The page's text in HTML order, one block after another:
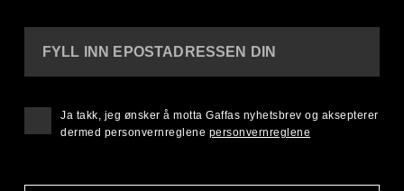
FYLL INN EPOSTADRESSEN DIN
Ja takk, jeg ønsker å motta Gaffas nyhetsbrev og aksepterer
dermed personvernreglene personvernreglene